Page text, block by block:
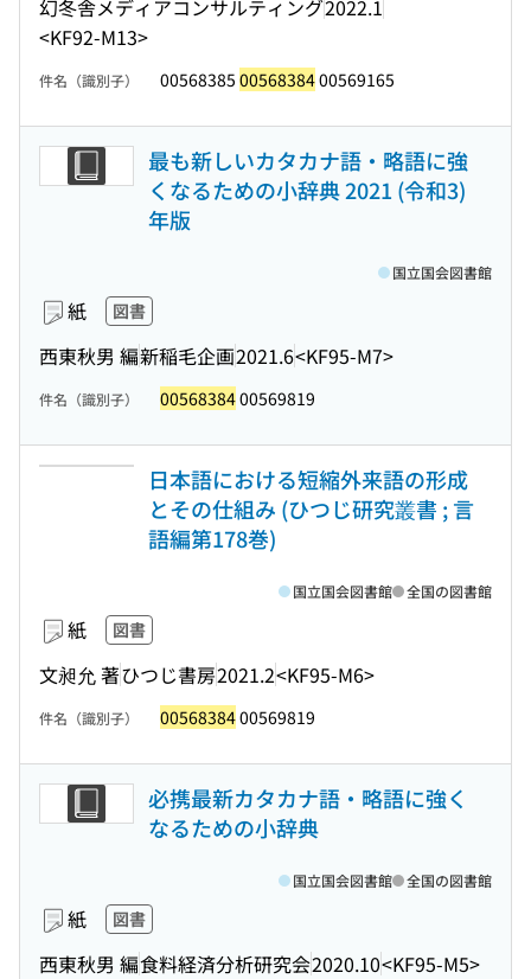
幻冬舎メディアコンサルティング2022.1
<KF92-M13>
件名（識別子） 00568385 0056838400569165
最も新しいカタカナ語・略語に強
くなるための小辞典 2021 (令和3)
年版
紙 図書
西東秋男 編新稲毛企画2021.6<KF95-M7>
国立国会図書館
件名（識別子） 0056838400569819
日本語における短縮外来語の形成
とその仕組み (ひつじ研究叢書 ; 言
語編第178巻)
紙 図書
文昶允 著ひつじ書房2021.2<KF95-M6>
国立国会図書館 全国の図書館
件名（識別子） 0056838400569819
必携最新カタカナ語・略語に強く
なるための小辞典
紙 図書
西東秋男 編食料経済分析研究会2020.10<KF95-M5>
国立国会図書館 全国の図書館